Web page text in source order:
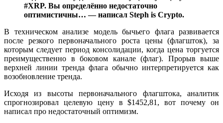
#XRP. Вы определённо недостаточно
оптимистичны… — написал Steph is Crypto.
В техническом анализе модель бычьего флага развивается
после резкого первоначального роста цены (флагшток), за
которым следует период консолидации, когда цена торгуется
преимущественно в боковом канале (флаг). Прорыв выше
верхней линии тренда флага обычно интерпретируется как
возобновление тренда.
Исходя из высоты первоначального флагштока, аналитик
спрогнозировал целевую цену в $1452,81, вот почему он
написал про недостаточный оптимизм.